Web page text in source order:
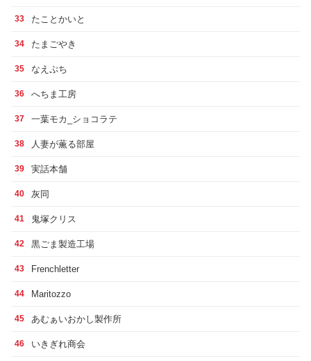
33 たことかいと
34 たまごやき
35 なえぷち
36 へちま工房
37 一葉モカ_ショコラテ
38 人妻が薫る部屋
39 実話本舗
40 灰同
41 鬼塚クリス
42 黒ごま製造工場
43 Frenchletter
44 Maritozzo
45 あむぁいおかし製作所
46 いきぎれ商会